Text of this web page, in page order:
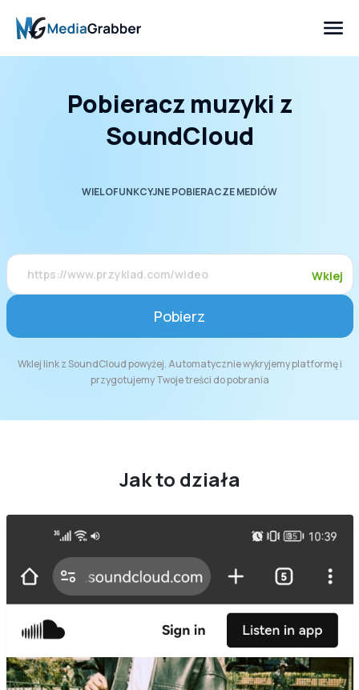
Pobieracz muzyki z
SoundCloud
WIELOFUNKCYJNE POBIERACZE MEDIÓW
Wklej
Pobierz
Wklej link z SoundCloud powyżej. Automatycznie wykryjemy platformę i
przygotujemy Twoje treści do pobrania
Jak to działa